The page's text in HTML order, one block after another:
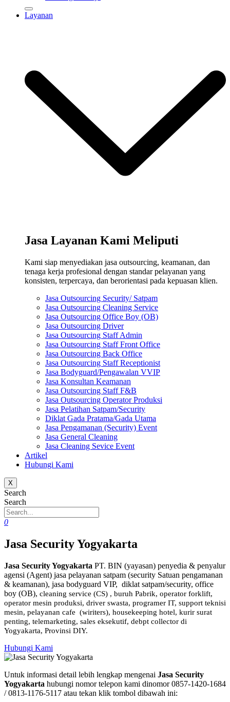
Layanan
Jasa Layanan Kami Meliputi
Kami siap menyediakan jasa outsourcing, keamanan, dan
tenaga kerja profesional dengan standar pelayanan yang
konsisten, terpercaya, dan berorientasi pada kepuasan klien.
Jasa Outsourcing Security/ Satpam
Jasa Outsourcing Cleaning Service
Jasa Outsourcing Office Boy (OB)
Jasa Outsourcing Driver
Jasa Outsourcing Staff Admin
Jasa Outsourcing Staff Front Office
Jasa Outsourcing Back Office
Jasa Outsourcing Staff Receptionist
Jasa Bodyguard/Pengawalan VVIP
Jasa Konsultan Keamanan
Jasa Outsourcing Staff F&B
Jasa Outsourcing Operator Produksi
Jasa Pelatihan Satpam/Security
Diklat Gada Pratama/Gada Utama
Jasa Pengamanan (Security) Event
Jasa General Cleaning
Jasa Cleaning Sevice Event
Artikel
Hubungi Kami
X
Search
Search
0
Jasa Security Yogyakarta
Jasa Security Yogyakarta PT. BIN (yayasan) penyedia & penyalur
agensi (Agent) jasa pelayanan satpam (security Satuan pengamanan
& keamanan), jasa bodyguard VIP, diklat satpam/security, office
boy (OB), cleaning service (CS) , buruh Pabrik, operator forklift,
operator mesin produksi, driver swasta, programer IT, support teknisi
mesin, pelayanan cafe (wiriters), housekeeping hotel, kurir surat
penting, telemarketing, sales eksekutif, debpt collector di
Yogyakarta, Provinsi DIY.
Hubungi Kami
Untuk informasi detail lebih lengkap mengenai Jasa Security
Yogyakarta hubungi nomor telepon kami dinomor 0857-1420-1684
/ 0813-1176-5117 atau tekan klik tombol dibawah ini: